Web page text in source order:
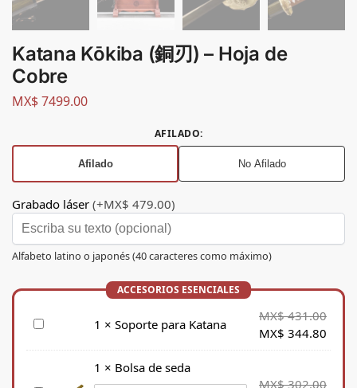
Katana Kōkiba (銅刃) – Hoja de
Cobre
MX$7499.00
AFILADO:
Afilado No Afilado
Grabado láser (+MX$ 479.00)
Alfabeto latino o japonés (40 caracteres como máximo)
S
1 × Soporte para Katana
MX$431.00
MX$ 344.80
1 × Bolsa de seda
MX$302.00